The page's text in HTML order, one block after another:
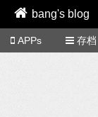
bang's blog
APPs 存档